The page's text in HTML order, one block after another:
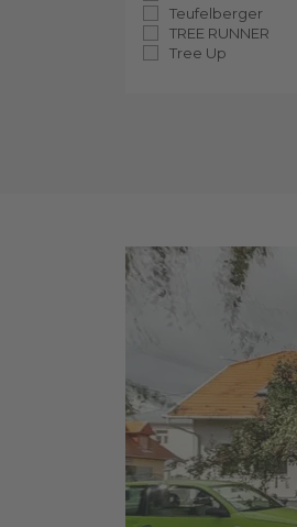
Teufelberger
TREE RUNNER
Tree Up